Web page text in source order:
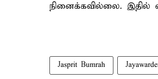
நினைக்கவில்லை. இதில்
Jasprit Bumrah